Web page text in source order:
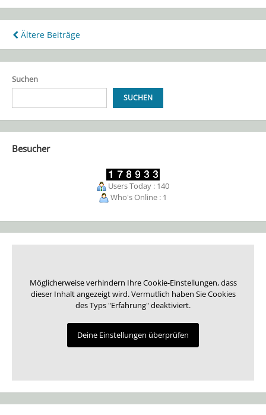
Beitragsnavigation
Ältere Beiträge
Suchen
SUCHEN
Besucher
Users Today : 140
Who's Online : 1
Möglicherweise verhindern Ihre Cookie-Einstellungen, dass
dieser Inhalt angezeigt wird. Vermutlich haben Sie Cookies
des Typs "Erfahrung" deaktiviert.
Deine Einstellungen überprüfen